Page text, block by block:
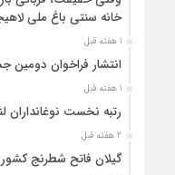
خانه سنتی باغ ملی
1 هفته قبل
انتشار فراخوان دومین
1 هفته قبل
رتبه نخست نوغانداران
2 هفته قبل
گیلان فاتح شطرنج